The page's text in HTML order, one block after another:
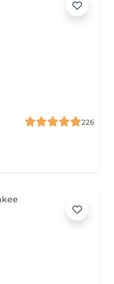
226